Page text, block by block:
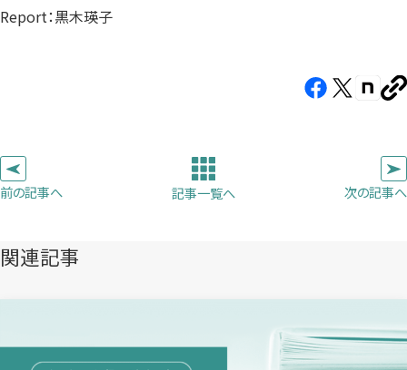
Report：黒木瑛子
Facebook（新
す）
X（新
す）
note（新
で
す）
ー
前の記事へ 記事一覧へ 次の記事へ
関連記事